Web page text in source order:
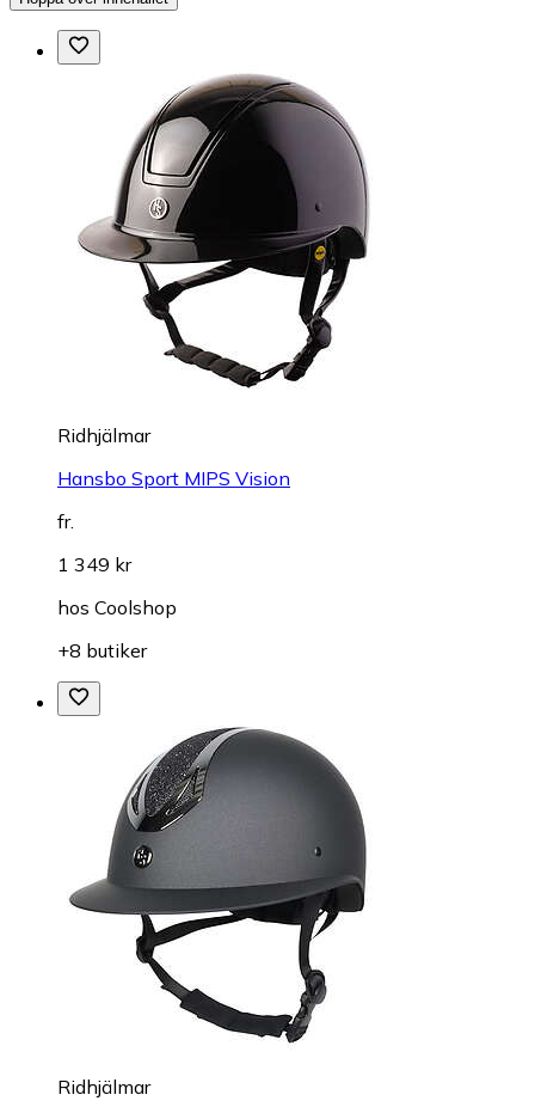
Ridhjälmar
Hansbo Sport MIPS Vision
fr.
1 349 kr
hos Coolshop
+8 butiker
Ridhjälmar